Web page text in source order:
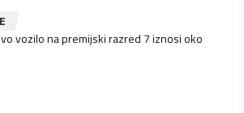
vozilo na premijski razred 7 iznosi oko